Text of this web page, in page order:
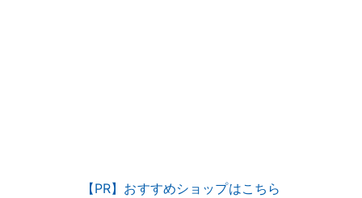
【PR】おすすめショップはこちら